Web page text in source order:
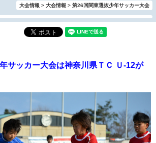
大会情報 > 大会情報 > 第26回関東選抜少年サッカー大会
サッカー大会は神奈川県ＴＣ Ｕ-12が